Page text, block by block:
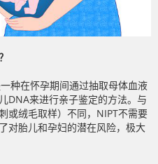
在怀孕期间通过抽取母体血液
DNA来进行亲子鉴定的方法。与
或绒毛取样）不同，NIPT不需要
对胎儿和孕妇的潜在风险，极大